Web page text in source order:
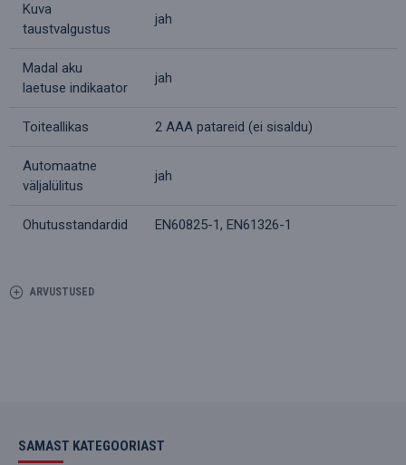
Kuva
taustvalgustus
jah
Madal aku
laetuse indikaator
jah
Toiteallikas 2 AAA patareid (ei sisaldu)
Automaatne
väljalülitus
jah
Ohutusstandardid EN60825-1, EN61326-1
ARVUSTUSED
SAMAST KATEGOORIAST